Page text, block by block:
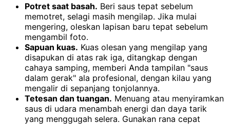
Potret saat basah. Beri saus tepat sebelum
memotret, selagi masih mengilap. Jika mulai
mengering, oleskan lapisan baru tepat sebelum
mengambil foto.
Sapuan kuas. Kuas olesan yang mengilap yang
disapukan di atas rak iga, ditangkap dengan
cahaya samping, memberi Anda tampilan "saus
dalam gerak" ala profesional, dengan kilau yang
mengalir di sepanjang tonjolannya.
Tetesan dan tuangan. Menuang atau menyiramkan
saus di udara menambah energi dan daya tarik
yang menggugah selera. Gunakan rana cepat